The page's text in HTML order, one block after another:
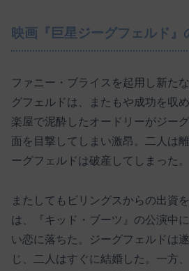
映画『巨星ジーグフェルド』
ファニー・ブライスを起用し新た
グフェルドは、またもや成功を収
楽屋で泥酔したオードリーがジー
面を目撃してしまい激昂。二人は
ーグフェルドは破産してしまった。
またしてもビリングスからの出資
は、『キッド・ブーツ』の公演中
い恋に落ちた。ジーグフェルドは
じ、二人はすぐに結婚した。一方